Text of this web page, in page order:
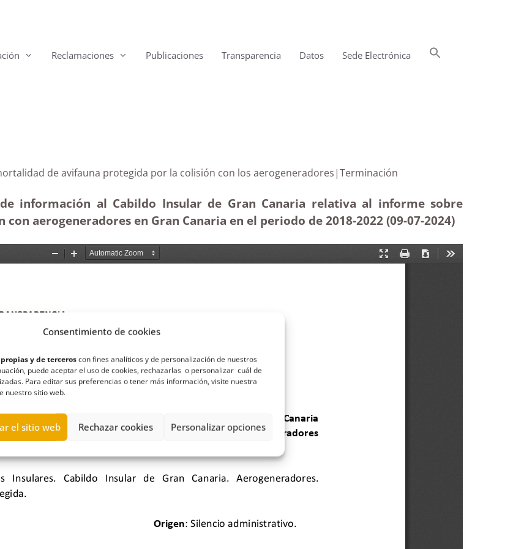
Consentimiento de cookies
y de terceroscon fines analíticos y de personalización de nuestros
puede aceptar el uso de cookies, rechazarlas o personalizar cuál de
Para editar sus preferencias o tener más información, visite nuestra
nuestro sitio web.
el sitio web Rechazar cookies Personalizar opciones
Reclamaciones Publicaciones Transparencia Datos Sede Electrónica
mortalidad de avifauna protegida por la colisión con los aerogeneradores|Terminación
información al Cabildo Insular de Gran Canaria relativa al informe sobre
aerogeneradores en Gran Canaria en el periodo de 2018-2022 (09-07-2024)